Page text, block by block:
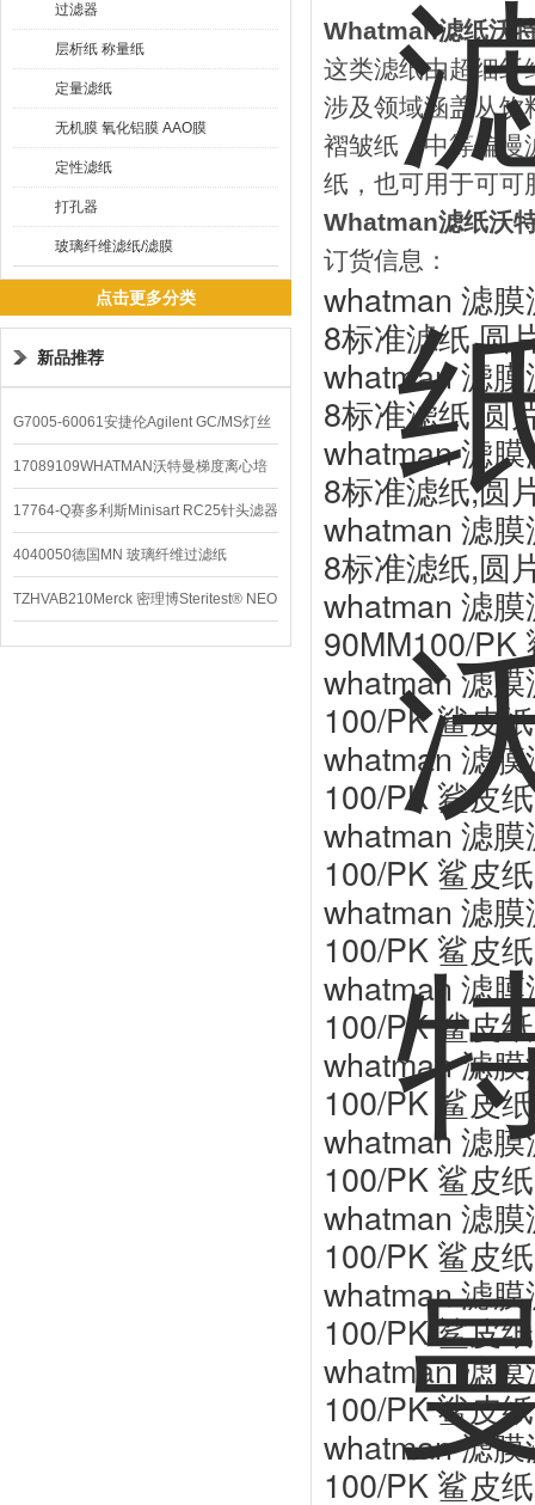
过滤器
层析纸 称量纸
定量滤纸
无机膜 氧化铝膜 AAO膜
定性滤纸
打孔器
玻璃纤维滤纸/滤膜
点击更多分类
新品推荐
G7005-60061安捷伦Agilent GC/MS灯丝
配件
17089109WHATMAN沃特曼梯度离心培
养基
17764-Q赛多利斯Minisart RC25针头滤器
4040050德国MN 玻璃纤维过滤纸
TZHVAB210Merck 密理博Steritest® NEO
设备
Whatman滤纸沃
这类滤纸由超细纤
涉及领域涵盖从饮
褶皱纸，中等偏慢
纸，也可用于可可
Whatman滤纸沃
订货信息：
whatman 滤
8标准滤纸,圆
whatman 滤
8标准滤纸,圆
whatman 滤
8标准滤纸,圆
whatman 滤
8标准滤纸,圆
whatman 滤
90MM100/PK
whatman 滤
100/PK 鲨皮
whatman 滤
100/PK 鲨皮
whatman 滤
100/PK 鲨皮
whatman 滤
100/PK 鲨皮
whatman 滤
100/PK 鲨皮
whatman 滤
100/PK 鲨皮
whatman 滤
100/PK 鲨皮
whatman 滤
100/PK 鲨皮
whatman 滤
100/PK 鲨皮
whatman 滤
100/PK 鲨皮
whatman 滤
100/PK 鲨皮